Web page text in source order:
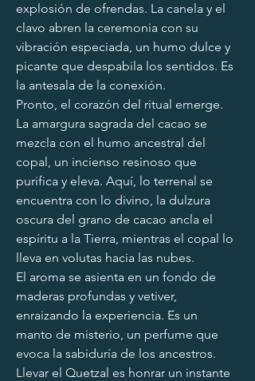
explosión de ofrendas. La canela y el
clavo abren la ceremonia con su
vibración especiada, un humo dulce y
picante que despabila los sentidos. Es
la antesala de la conexión.
Pronto, el corazón del ritual emerge.
La amargura sagrada del cacao se
mezcla con el humo ancestral del
copal, un incienso resinoso que
purifica y eleva. Aquí, lo terrenal se
encuentra con lo divino, la dulzura
oscura del grano de cacao ancla el
espíritu a la Tierra, mientras el copal lo
lleva en volutas hacia las nubes.
El aroma se asienta en un fondo de
maderas profundas y vetiver,
enraizando la experiencia. Es un
manto de misterio, un perfume que
evoca la sabiduría de los ancestros.
Llevar el Quetzal es honrar un instante